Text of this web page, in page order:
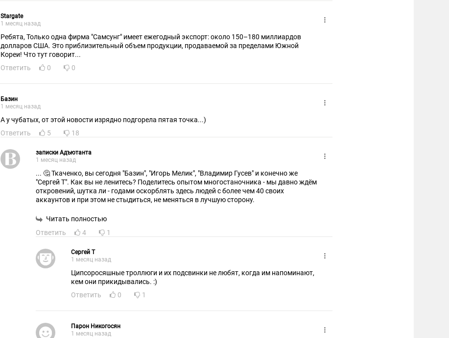
Stargate
1 месяц назад
Ребята, Только одна фирма "Самсунг" имеет ежегодный экспорт: около 150–180 миллиардов
долларов США. Это приблизительный объем продукции, продаваемой за пределами Южной
Кореи! Что тут говорит...
Ответить
0 0
Базин
1 месяц назад
А у чубатых, от этой новости изрядно подгорела пятая точка...)
Ответить
5 18
записки Адъютанта
1 месяц назад
... 🤔 Ткаченко, вы сегодня "Базин", "Игорь Мелик", "Владимир Гусев" и конечно же
"Сергей Т". Как вы не ленитесь? Поделитесь опытом многостаночника - мы давно ждём
откровений, шутка ли - годами оскорблять здесь людей с более чем 40 своих
аккаунтов и при этом не стыдиться, не меняться в лучшую сторону.
Читать полностью
Ответить
4 1
Сергей Т
1 месяц назад
Ципсоросяшные троллюги и их подсвинки не любят, когда им напоминают,
кем они прикидывались. :)
Ответить
0 1
Парон Никогосян
1 месяц назад